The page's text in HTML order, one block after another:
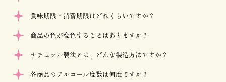
賞味期限・消費期限はどれくらいですか？
商品の色が変色することはありますか？
ナチュラル製法とは、どんな製造方法ですか？
各商品のアルコール度数は何度ですか？